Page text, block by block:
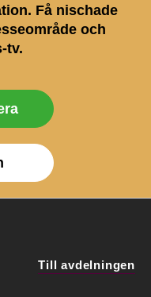
Få nischade
och
tv.
Till avdelningen